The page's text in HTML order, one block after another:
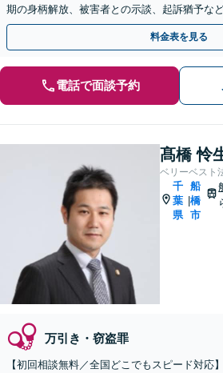
期の身柄解放、被害者との示談、起訴猶予な
トします。
料金表を見る
電話で面談予約
髙橋 怜
ベリーベスト
千
葉
県
|
船
橋
市
万引き・窃盗罪
【初回相談無料／全国どこでもスピード対応